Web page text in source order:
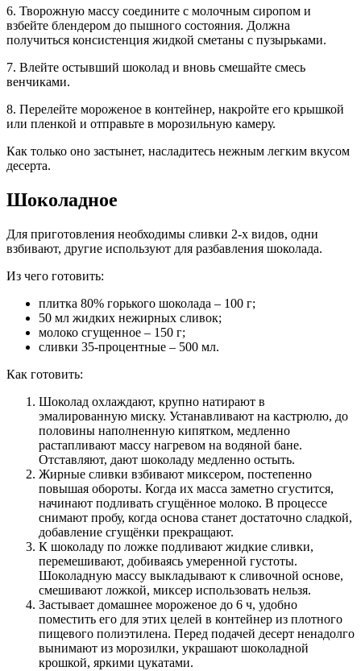
6. Творожную массу соедините с молочным сиропом и
взбейте блендером до пышного состояния. Должна
получиться консистенция жидкой сметаны с пузырьками.
7. Влейте остывший шоколад и вновь смешайте смесь
венчиками.
8. Перелейте мороженое в контейнер, накройте его крышкой
или пленкой и отправьте в морозильную камеру.
Как только оно застынет, насладитесь нежным легким вкусом
десерта.
Шоколадное
Для приготовления необходимы сливки 2-х видов, одни
взбивают, другие используют для разбавления шоколада.
Из чего готовить:
плитка 80% горького шоколада – 100 г;
50 мл жидких нежирных сливок;
молоко сгущенное – 150 г;
сливки 35-процентные – 500 мл.
Как готовить:
Шоколад охлаждают, крупно натирают в
эмалированную миску. Устанавливают на кастрюлю, до
половины наполненную кипятком, медленно
растапливают массу нагревом на водяной бане.
Отставляют, дают шоколаду медленно остыть.
Жирные сливки взбивают миксером, постепенно
повышая обороты. Когда их масса заметно сгустится,
начинают подливать сгущённое молоко. В процессе
снимают пробу, когда основа станет достаточно сладкой,
добавление сгущёнки прекращают.
К шоколаду по ложке подливают жидкие сливки,
перемешивают, добиваясь умеренной густоты.
Шоколадную массу выкладывают к сливочной основе,
смешивают ложкой, миксер использовать нельзя.
Застывает домашнее мороженое до 6 ч, удобно
поместить его для этих целей в контейнер из плотного
пищевого полиэтилена. Перед подачей десерт ненадолго
вынимают из морозилки, украшают шоколадной
крошкой, яркими цукатами.